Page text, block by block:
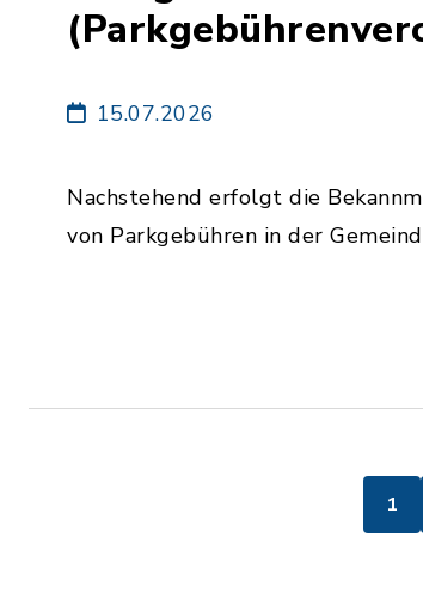
15.07.2026
Nachstehend erfolgt die
von Parkgebühren in der
1